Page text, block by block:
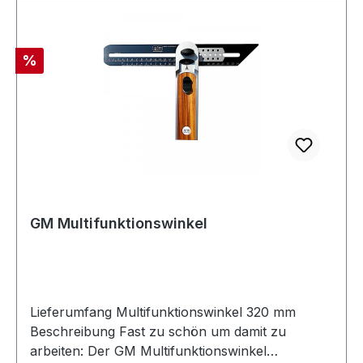
Schneidelement ist aus Hartmetall gefertigt und
somit auch für Risse nicht nur in Holz, sondern
auch NE-Metalle oder Metall geeignet, ohne
Rabatt
%
GM Multifunktionswinkel
Lieferumfang Multifunktionswinkel 320 mm
Beschreibung Fast zu schön um damit zu
arbeiten: Der GM Multifunktionswinkel